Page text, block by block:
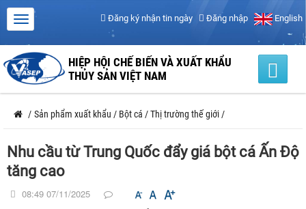
Đăng ký nhận tin ngày Đăng nhập English
HIỆP HỘI CHẾ BIẾN VÀ XUẤT KHẨU
THỦY SẢN VIỆT NAM
/ Sản phẩm xuất khẩu / Bột cá /Thị trường thế giới /
Nhu cầu từ Trung Quốc đẩy giá bột cá Ấn Độ
tăng cao
08:49 07/11/2025